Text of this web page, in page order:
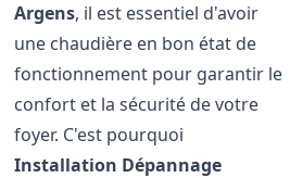
Argens, il est essentiel d'avoir
une chaudière en bon état de
fonctionnement pour garantir le
confort et la sécurité de votre
foyer. C'est pourquoi
Installation Dépannage